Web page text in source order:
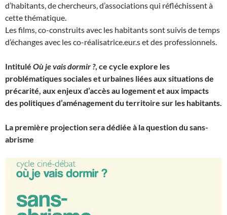
d’habitants, de chercheurs, d’associations qui réfléchissent à
cette thématique.
Les films, co-construits avec les habitants sont suivis de temps
d’échanges avec les co-réalisatrice.eur.s et des professionnels.
Intitulé Où je vais dormir ?, ce cycle explore les
problématiques sociales et urbaines liées aux situations de
précarité, aux enjeux d’accès au logement et aux impacts
des politiques d’aménagement du territoire sur les habitants.
La première projection sera dédiée à la question du sans-
abrisme